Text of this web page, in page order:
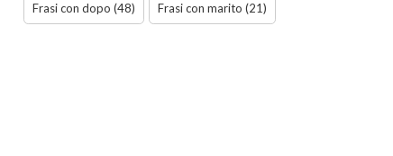
Frasi con dopo (48) Frasi con marito (21)